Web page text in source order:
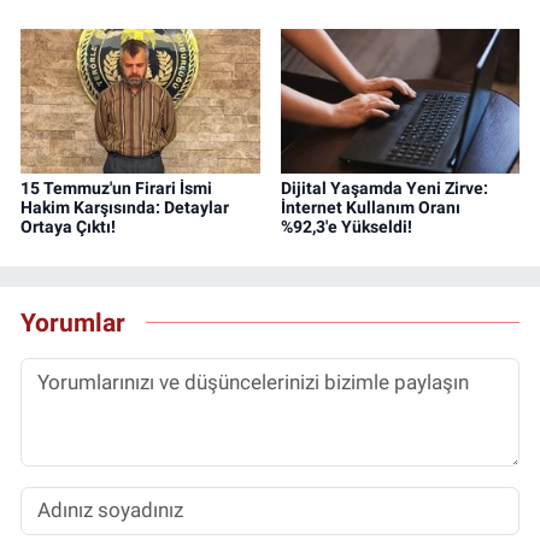
15 Temmuz'un Firari İsmi
Hakim Karşısında: Detaylar
Ortaya Çıktı!
Dijital Yaşamda Yeni Zirve:
İnternet Kullanım Oranı
%92,3'e Yükseldi!
Yorumlar